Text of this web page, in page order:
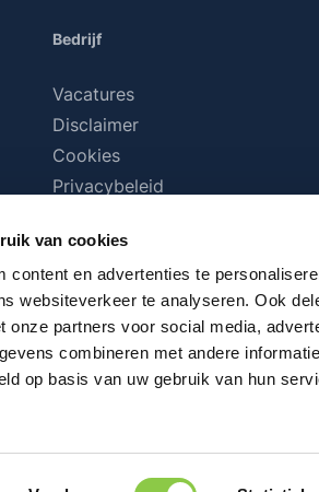
van cookies
content en advertenties te
websiteverkeer te analyseren. Ook
onze partners voor social media,
combineren met andere
op basis van uw gebruik van hun
Bedrijf
Vacatures
Disclaimer
Cookies
Privacybeleid